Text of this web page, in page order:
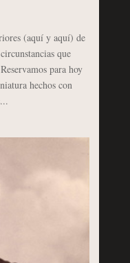
(aquí y aquí) de
que
para hoy
hechos con